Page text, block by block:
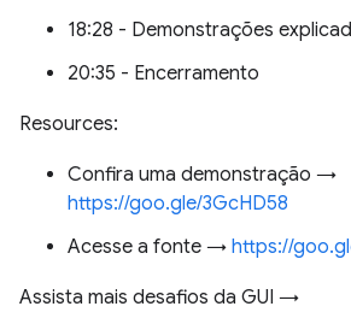
18:28 - Demonstrações
20:35 - Encerramento
Resources:
Confira uma demonstração →
https://goo.gle/3GcHD58
Acesse a fonte → https://
Assista mais desafios da GUI →